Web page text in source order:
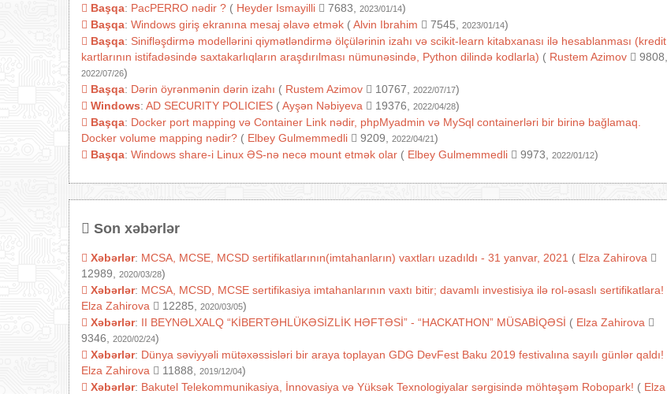
Başqa: PacPERRO nədir ? ( Heyder Ismayilli 7683, 2023/01/14)
Başqa: Windows giriş ekranına mesaj əlavə etmək (Alvin Ibrahim 7545, 2023/01/14)
Başqa: Sinifləşdirmə modellərini qiymətləndirmə ölçülərinin izahı və scikit-learn kitabxanası ilə hesablanması (kredit
kartlarının istifadəsində saxtakarlıqların araşdırılması nümunəsində, Python dilində kodlarla) ( Rustem Azimov 9808,
2022/07/26)
Başqa: Dərin öyrənmənin dərin izahı ( Rustem Azimov 10767, 2022/07/17)
Windows: AD SECURITY POLICIES (Ayşən Nəbiyeva 19376, 2022/04/28)
Başqa: Docker port mapping və Container Link nədir, phpMyadmin və MySql containerləri bir birinə bağlamaq.
Docker volume mapping nədir? ( Elbey Gulmemmedli 9209, 2022/04/21)
Başqa: Windows share-i Linux ƏS-nə necə mount etmək olar ( Elbey Gulmemmedli 9973, 2022/01/12)
Son xəbərlər
Xəbərlər: MCSA, MCSE, MCSD sertifikatlarının(imtahanların) vaxtları uzadıldı - 31 yanvar, 2021 ( Elza Zahirova
12989,
2020/03/28)
Xəbərlər: MCSA, MCSD, MCSE sertifikasiya imtahanlarının vaxtı bitir; davamlı investisiya ilə rol-əsaslı sertifikatlara!
Elza Zahirova
12285, 2020/03/05)
Xəbərlər: II BEYNƏLXALQ “KİBERTƏHLÜKƏSİZLİK HƏFTƏSİ” - “HACKATHON” MÜSABİQƏSİ ( Elza Zahirova
9346,
2020/02/24)
Xəbərlər: Dünya səviyyəli mütəxəssisləri bir araya toplayan GDG DevFest Baku 2019 festivalına sayılı günlər qaldı!
Elza Zahirova
11888, 2019/12/04)
Xəbərlər: Bakutel Telekommunikasiya, İnnovasiya və Yüksək Texnologiyalar sərgisində möhtəşəm Robopark! ( Elza